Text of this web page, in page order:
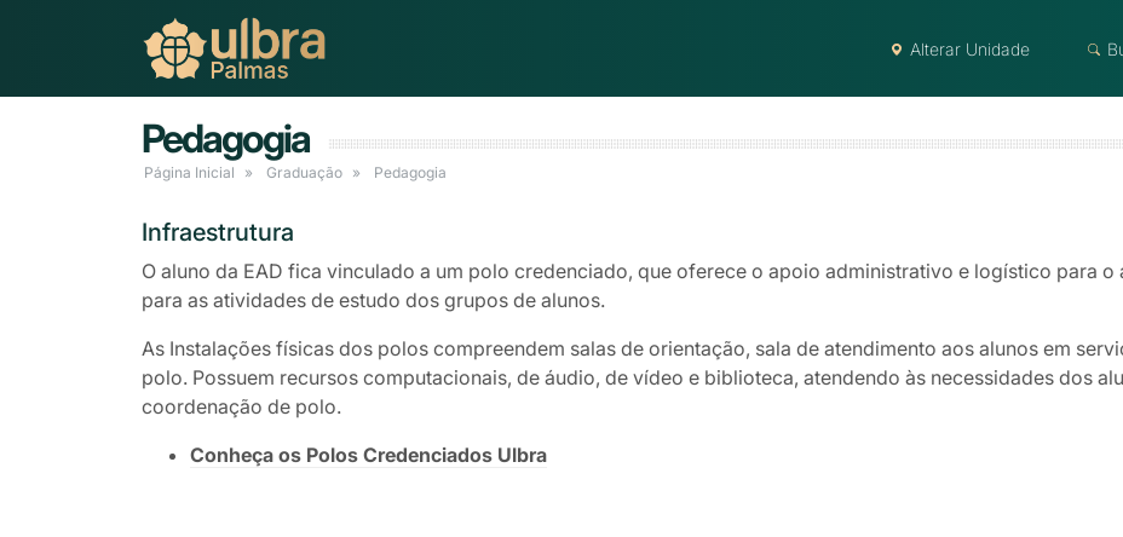
Alterar Unidade
Pedagogia
Página Inicial Graduação Pedagogia
Infraestrutura
O aluno da EAD fica vinculado a um polo credenciado, que oferece o apoio administrativo e logístico para
para as atividades de estudo dos grupos de alunos.
As Instalações físicas dos polos compreendem salas de orientação, sala de atendimento aos alunos em
polo. Possuem recursos computacionais, de áudio, de vídeo e biblioteca, atendendo às necessidades dos
coordenação de polo.
Conheça os Polos Credenciados Ulbra